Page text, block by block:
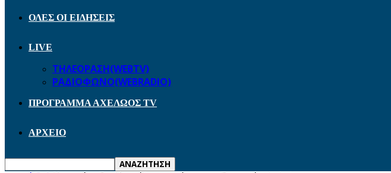
ΟΛΕΣ ΟΙ ΕΙΔΗΣΕΙΣ
LIVE
ΤΗΛΕΟΡΑΣΗ(WEBTV)
ΡΑΔΙΟΦΩΝΟ(WEBRADIO)
ΠΡΟΓΡΑΜΜΑ ΑΧΕΛΩΟΣ TV
ΑΡΧΕΙΟ